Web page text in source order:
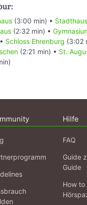
(3:00 min) • Stadthaus
(2:32 min) •
Schloss Ehrenburg (3:02
(2:21 min) • St.
Hilfe
FAQ
Guide
Guide
How to